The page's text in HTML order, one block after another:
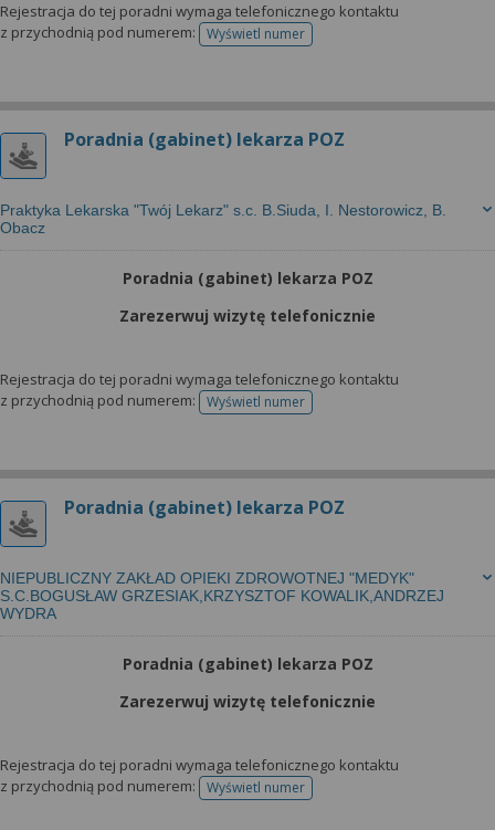
Rejestracja do tej poradni wymaga telefonicznego kontaktu
z przychodnią pod numerem:
Wyświetl numertelefonu do rejestracji
Poradnia (gabinet) lekarza POZ
Praktyka Lekarska "Twój Lekarz" s.c. B.Siuda, I. Nestorowicz, B.
Obacz
Poradnia (gabinet) lekarza POZ
Zarezerwuj wizytę telefonicznie
Rejestracja do tej poradni wymaga telefonicznego kontaktu
z przychodnią pod numerem:
Wyświetl numertelefonu do rejestracji
Poradnia (gabinet) lekarza POZ
NIEPUBLICZNY ZAKŁAD OPIEKI ZDROWOTNEJ "MEDYK"
S.C.BOGUSŁAW GRZESIAK,KRZYSZTOF KOWALIK,ANDRZEJ
WYDRA
Poradnia (gabinet) lekarza POZ
Zarezerwuj wizytę telefonicznie
Rejestracja do tej poradni wymaga telefonicznego kontaktu
z przychodnią pod numerem:
Wyświetl numertelefonu do rejestracji